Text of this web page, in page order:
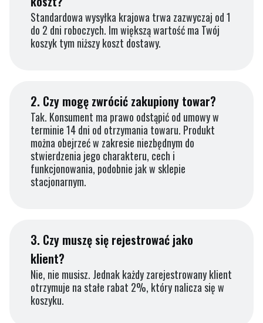
Standardowa wysyłka krajowa trwa zazwyczaj od 1
do 2 dni roboczych. Im większą wartość ma Twój
koszyk tym niższy koszt dostawy.
2. Czy mogę zwrócić zakupiony towar?
Tak. Konsument ma prawo odstąpić od umowy w
terminie 14 dni od otrzymania towaru. Produkt
można obejrzeć w zakresie niezbędnym do
stwierdzenia jego charakteru, cech i
funkcjonowania, podobnie jak w sklepie
stacjonarnym.
3. Czy muszę się rejestrować jako
klient?
Nie, nie musisz. Jednak każdy zarejestrowany klient
otrzymuje na stałe rabat 2%, który nalicza się w
koszyku.